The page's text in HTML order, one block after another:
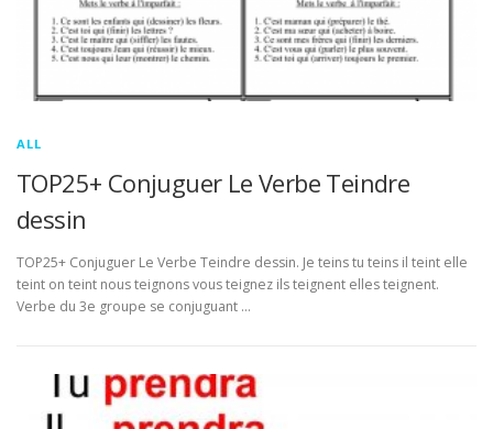
ALL
TOP25+ Conjuguer Le Verbe Teindre
dessin
TOP25+ Conjuguer Le Verbe Teindre dessin. Je teins tu teins il teint elle
teint on teint nous teignons vous teignez ils teignent elles teignent.
Verbe du 3e groupe se conjuguant …